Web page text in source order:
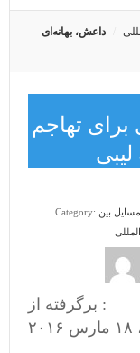
داعش، بهانه‌ای
برای تهاجم
Category: مسایل بین
المللی
برگرفته از :